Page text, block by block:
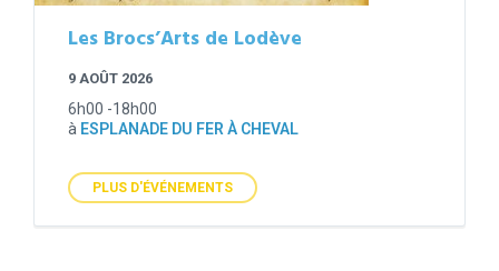
Les Brocs’Arts de Lodève
9 AOÛT 2026
6h00 -18h00
à ESPLANADE DU FER À CHEVAL
PLUS D'ÉVÉNEMENTS